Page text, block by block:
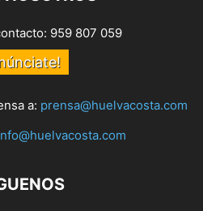
959 807 059
a: prensa@huelvacosta.com